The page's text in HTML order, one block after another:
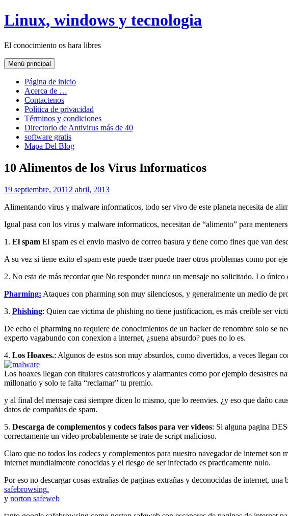
Saltar
al
Linux, windows y tecnologia
El conocimiento os hara libres
Menú principal
Página de inicio
Acerca de …
Contactenos
Política de privacidad
Términos y condiciones
Directorio de Antivirus más de 40
software gratis
Mapa Del Blog
10 Alimentos de los Virus Informaticos
19 septiembre, 2011 2 abril, 2013
Alimentando virus y malware informaticos, todo ser vivo de este planeta necesita de
Igual pasa con los virus y malware informaticos, necesitan de “alimento” para
1. El spam El spam es el envio masivo de correo basura y tiene como fines que van
A su vez si tiene exito el spam este puede traer puede traer otros problemas como por
2. No esta de más recordar que No responder nunca un mensaje no solicitado. Lo
Pharming: Ataques con pharming son muy silenciosos, y generalmente un medio de
3. Phishing: Quien cae victima de phishing no tiene justificacion, es más creible ser
De echo el pharming no requiere de conocimientos de un hacker de renombre solo se
experto vagabundo con conexion a internet, ¿suena absurdo? pues no lo es.
4. Los Hoaxes.: Algunos de estos son muy absurdos, como divertidos, a veces llegan
Los hoaxes llegan con titulares catastroficos y alarmantes como por ejemplo desastres
millonario y solo te falta “reclamar” tu premio.
y al final del mensaje casi siempre dicen lo mismo, que lo reenvies. ¿y eso que daño
datos de compañias de spam.
5. Descarga de complementos y codecs falsos para ver videos: Si alguna pagina
correctamente un video probablemente se trate de script malicioso.
Claro que no todos los codecs y complementos para nuestro navegador de internet
internet mundialmente conocidas y el riesgo de ser infectado es practicamente nulo.
Por eso no descargar cosas extrañas de paginas extrañas y deconocidas de internet,
safebrowsing.
y norton safeweb